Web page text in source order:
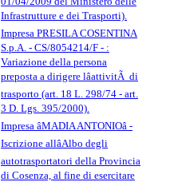
Infrastrutture e dei Trasporti).
Impresa PRESILA COSENTINA
S.p.A. - CS/8054214/F - :
Variazione della persona
preposta a dirigere lâattivitÃ di
trasporto (art. 18 L. 298/74 - art.
3 D. Lgs. 395/2000).
Impresa âMADIA ANTONIOâ -
Iscrizione allâAlbo degli
autotrasportatori della Provincia
di Cosenza, al fine di esercitare